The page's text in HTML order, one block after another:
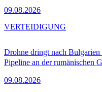
09.08.2026
Drohne dringt nach
Pipeline an der rumänischen
09.08.2026
VERTEIDIGUNG